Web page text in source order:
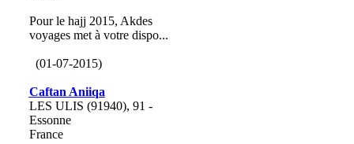
Pour le hajj 2015, Akdes
voyages met à votre dispo...
(01-07-2015)
Caftan Aniiqa
LES ULIS (91940), 91 -
Essonne
France